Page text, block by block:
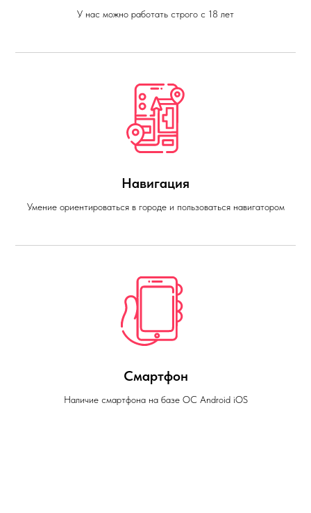
У нас можно работать строго с 18 лет
Навигация
Умение ориентироваться в городе и пользоваться навигатором
Смартфон
Наличие смартфона на базе ОС Android iOS